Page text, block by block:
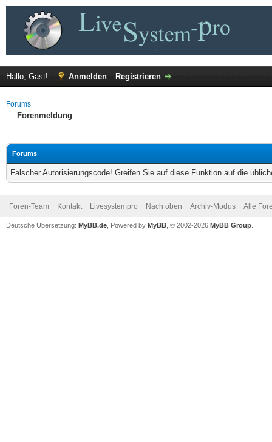
Hallo, Gast! Anmelden Registrieren
Forums
Forenmeldung
Forums
Falscher Autorisierungscode! Greifen Sie auf diese Funktion auf die
Foren-Team Kontakt Livesystempro Nach oben Archiv-Modus Alle
Deutsche Übersetzung: MyBB.de , Powered by MyBB , © 2002-2026 MyBB Group